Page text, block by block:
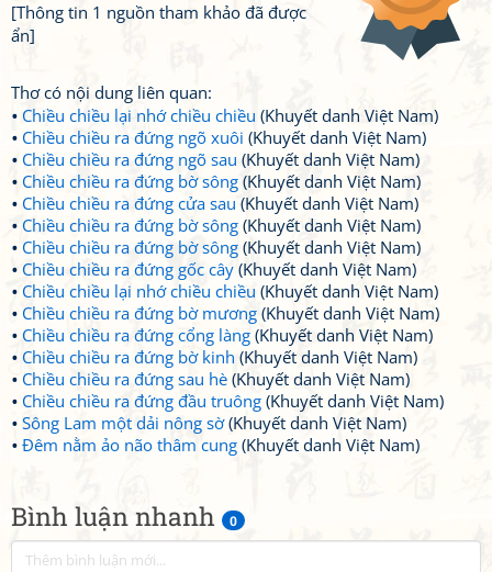
Bình luận nhanh 0
[Thông tin 1 nguồn tham khảo đã được
ẩn]
Thơ có nội dung liên quan:
Chiều chiều lại nhớ chiều chiều (Khuyết danh Việt Nam)
Chiều chiều ra đứng ngõ xuôi (Khuyết danh Việt Nam)
Chiều chiều ra đứng ngõ sau (Khuyết danh Việt Nam)
Chiều chiều ra đứng bờ sông (Khuyết danh Việt Nam)
Chiều chiều ra đứng cửa sau (Khuyết danh Việt Nam)
Chiều chiều ra đứng bờ sông (Khuyết danh Việt Nam)
Chiều chiều ra đứng bờ sông (Khuyết danh Việt Nam)
Chiều chiều ra đứng gốc cây (Khuyết danh Việt Nam)
Chiều chiều lại nhớ chiều chiều (Khuyết danh Việt Nam)
Chiều chiều ra đứng bờ mương (Khuyết danh Việt Nam)
Chiều chiều ra đứng cổng làng (Khuyết danh Việt Nam)
Chiều chiều ra đứng bờ kinh (Khuyết danh Việt Nam)
Chiều chiều ra đứng sau hè (Khuyết danh Việt Nam)
Chiều chiều ra đứng đầu truông (Khuyết danh Việt Nam)
Sông Lam một dải nông sờ(Khuyết danh Việt Nam)
Đêm nằm ảo não thâm cung (Khuyết danh Việt Nam)